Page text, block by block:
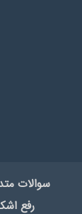
سوالات
رفع